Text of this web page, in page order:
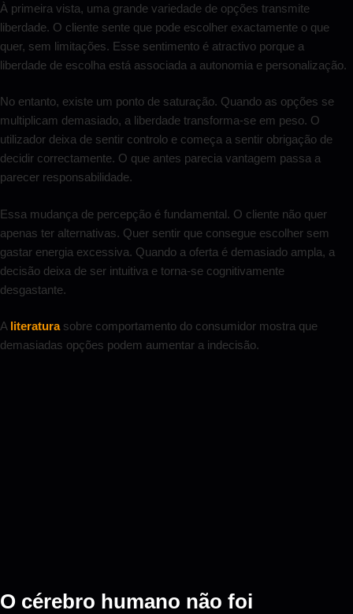
À primeira vista, uma grande variedade de opções transmite
liberdade. O cliente sente que pode escolher exactamente o que
quer, sem limitações. Esse sentimento é atractivo porque a
liberdade de escolha está associada a autonomia e personalização.
No entanto, existe um ponto de saturação. Quando as opções se
multiplicam demasiado, a liberdade transforma-se em peso. O
utilizador deixa de sentir controlo e começa a sentir obrigação de
decidir correctamente. O que antes parecia vantagem passa a
parecer responsabilidade.
Essa mudança de percepção é fundamental. O cliente não quer
apenas ter alternativas. Quer sentir que consegue escolher sem
gastar energia excessiva. Quando a oferta é demasiado ampla, a
decisão deixa de ser intuitiva e torna-se cognitivamente
desgastante.
A literaturasobre comportamento do consumidor mostra que
demasiadas opções podem aumentar a indecisão.
O cérebro humano não foi